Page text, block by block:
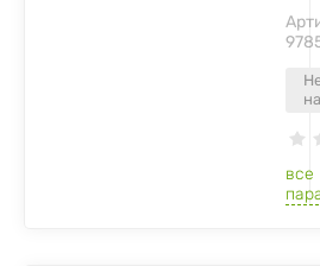
все